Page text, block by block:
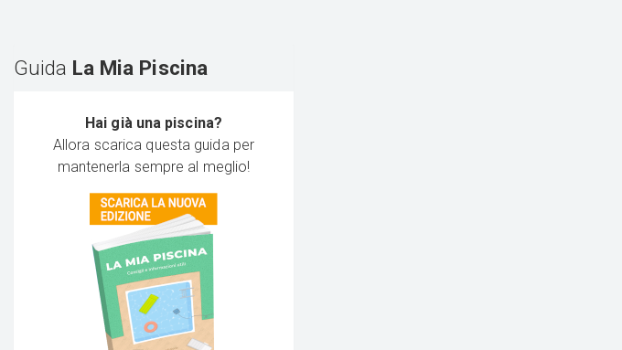
Guida La Mia Piscina
Hai già una piscina?
Allora scarica questa guida per
mantenerla sempre al meglio!